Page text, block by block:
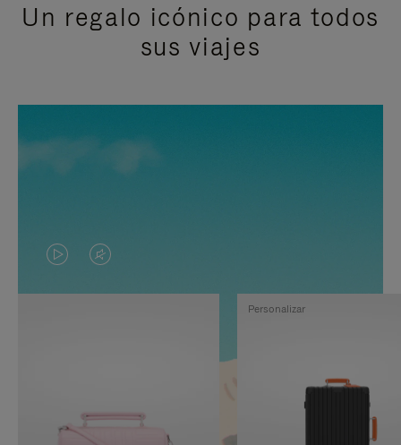
Un regalo icónico para todos
sus viajes
EL
VÍDEO
PULSE
EL
SONIDO
DESACTIVADO:
Personalizar